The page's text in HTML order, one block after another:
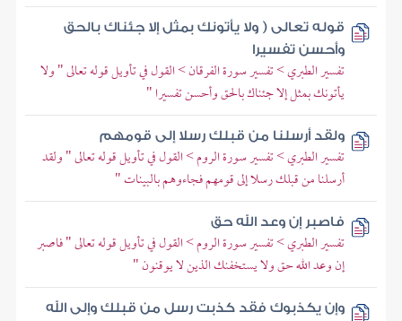
قوله تعالى ( ولا يأتونك بمثل إلا جئناك بالحق
وأحسن تفسيرا
تفسير الطبري > تفسير سورة الفرقان > القول في تأويل قوله تعالى " ولا
يأتونك بمثل إلا جئناك بالحق وأحسن تفسيرا "
ولقد أرسلنا من قبلك رسلا إلى قومهم
تفسير الطبري > تفسير سورة الروم > القول في تأويل قوله تعالى " ولقد
أرسلنا من قبلك رسلا إلى قومهم فجاءوهم بالبينات "
فاصبر إن وعد الله حق
تفسير الطبري > تفسير سورة الروم > القول في تأويل قوله تعالى " فاصبر
إن وعد الله حق ولا يستخفنك الذين لا يوقنون "
وإن يكذبوك فقد كذبت رسل من قبلك وإلى الله